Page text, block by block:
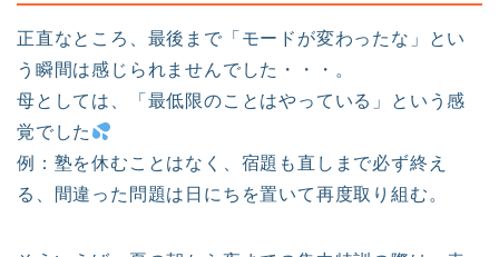
正直なところ、最後まで「モードが変わったな」とい
う瞬間は感じられませんでした・・・。
母としては、「最低限のことはやっている」という感
覚でした
例：塾を休むことはなく、宿題も直しまで必ず終え
る、間違った問題は日にちを置いて再度取り組む。